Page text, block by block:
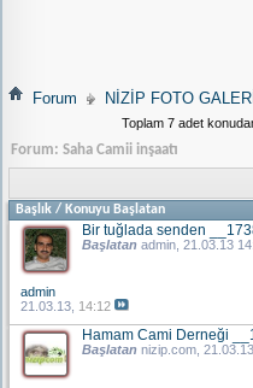
Forum NİZİP FOTO GALERİ
Toplam 7 adet
Forum: Saha Camii inşaatı
Başlık / Konuyu Başlatan
Bir tuğlada senden
Başlatan admin, 21.03.13
admin
21.03.13, 14:12
Hamam Cami Derneği
Başlatan nizip.com,